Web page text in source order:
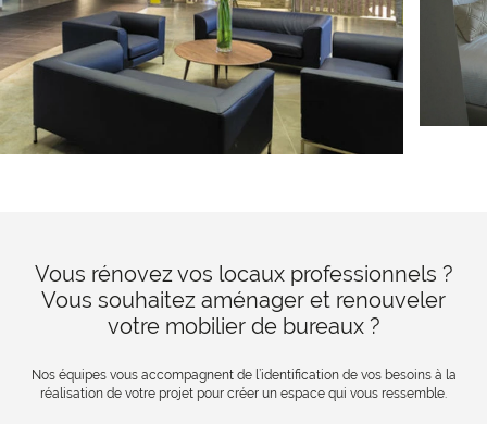
Vous rénovez vos locaux professionnels ?
Vous souhaitez aménager et renouveler
votre mobilier de bureaux ?
Nos équipes vous accompagnent de l’identification de vos besoins à la
réalisation de votre projet pour créer un espace qui vous ressemble.